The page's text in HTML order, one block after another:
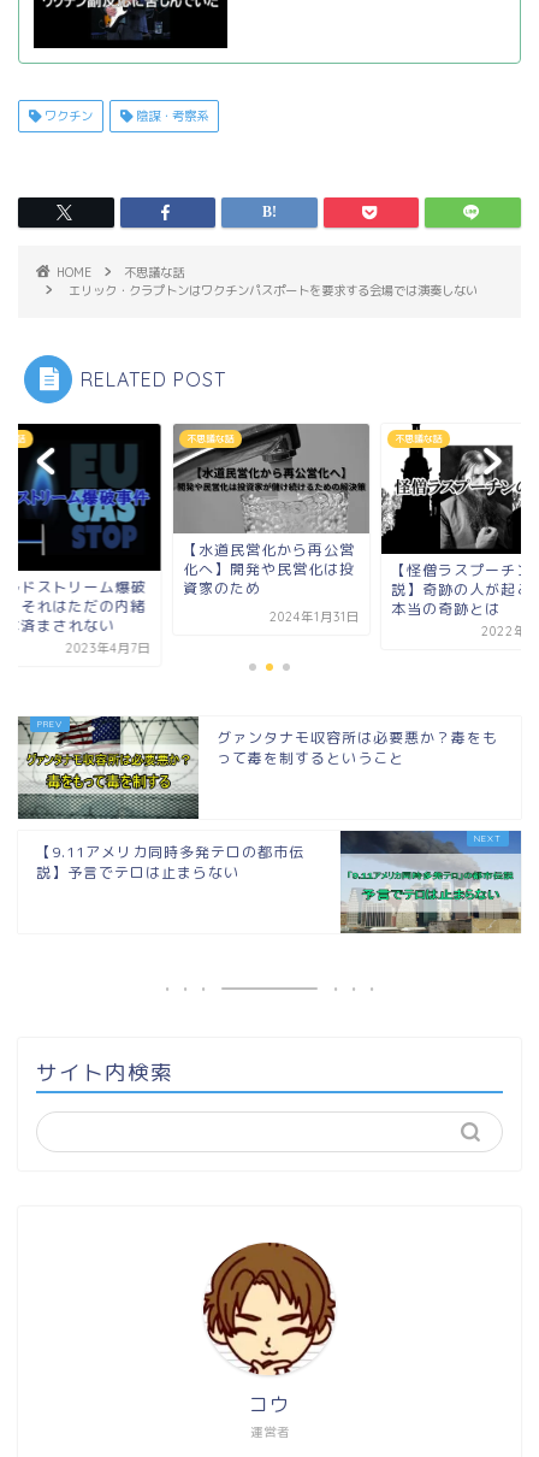
ワクチン 陰謀・考察系
HOME
不思議な話
エリック・クラプトンはワクチンパスポートを要求する会場では演奏しない
RELATED POST
な話
ルドストリーム爆破
】それはただの内緒
は済まされない
2023年4月7日
不思議な話
【水道民営化から再公営
化へ】開発や民営化は投
資家のため
2024年1月31日
不思議な話
【怪僧ラスプーチン
説】奇跡の人が起こ
本当の奇跡とは
2022年9
グァンタナモ収容所は必要悪か？毒をも
って毒を制するということ
【9.11アメリカ同時多発テロの都市伝
説】予言でテロは止まらない
サイト内検索
運営者
コウ